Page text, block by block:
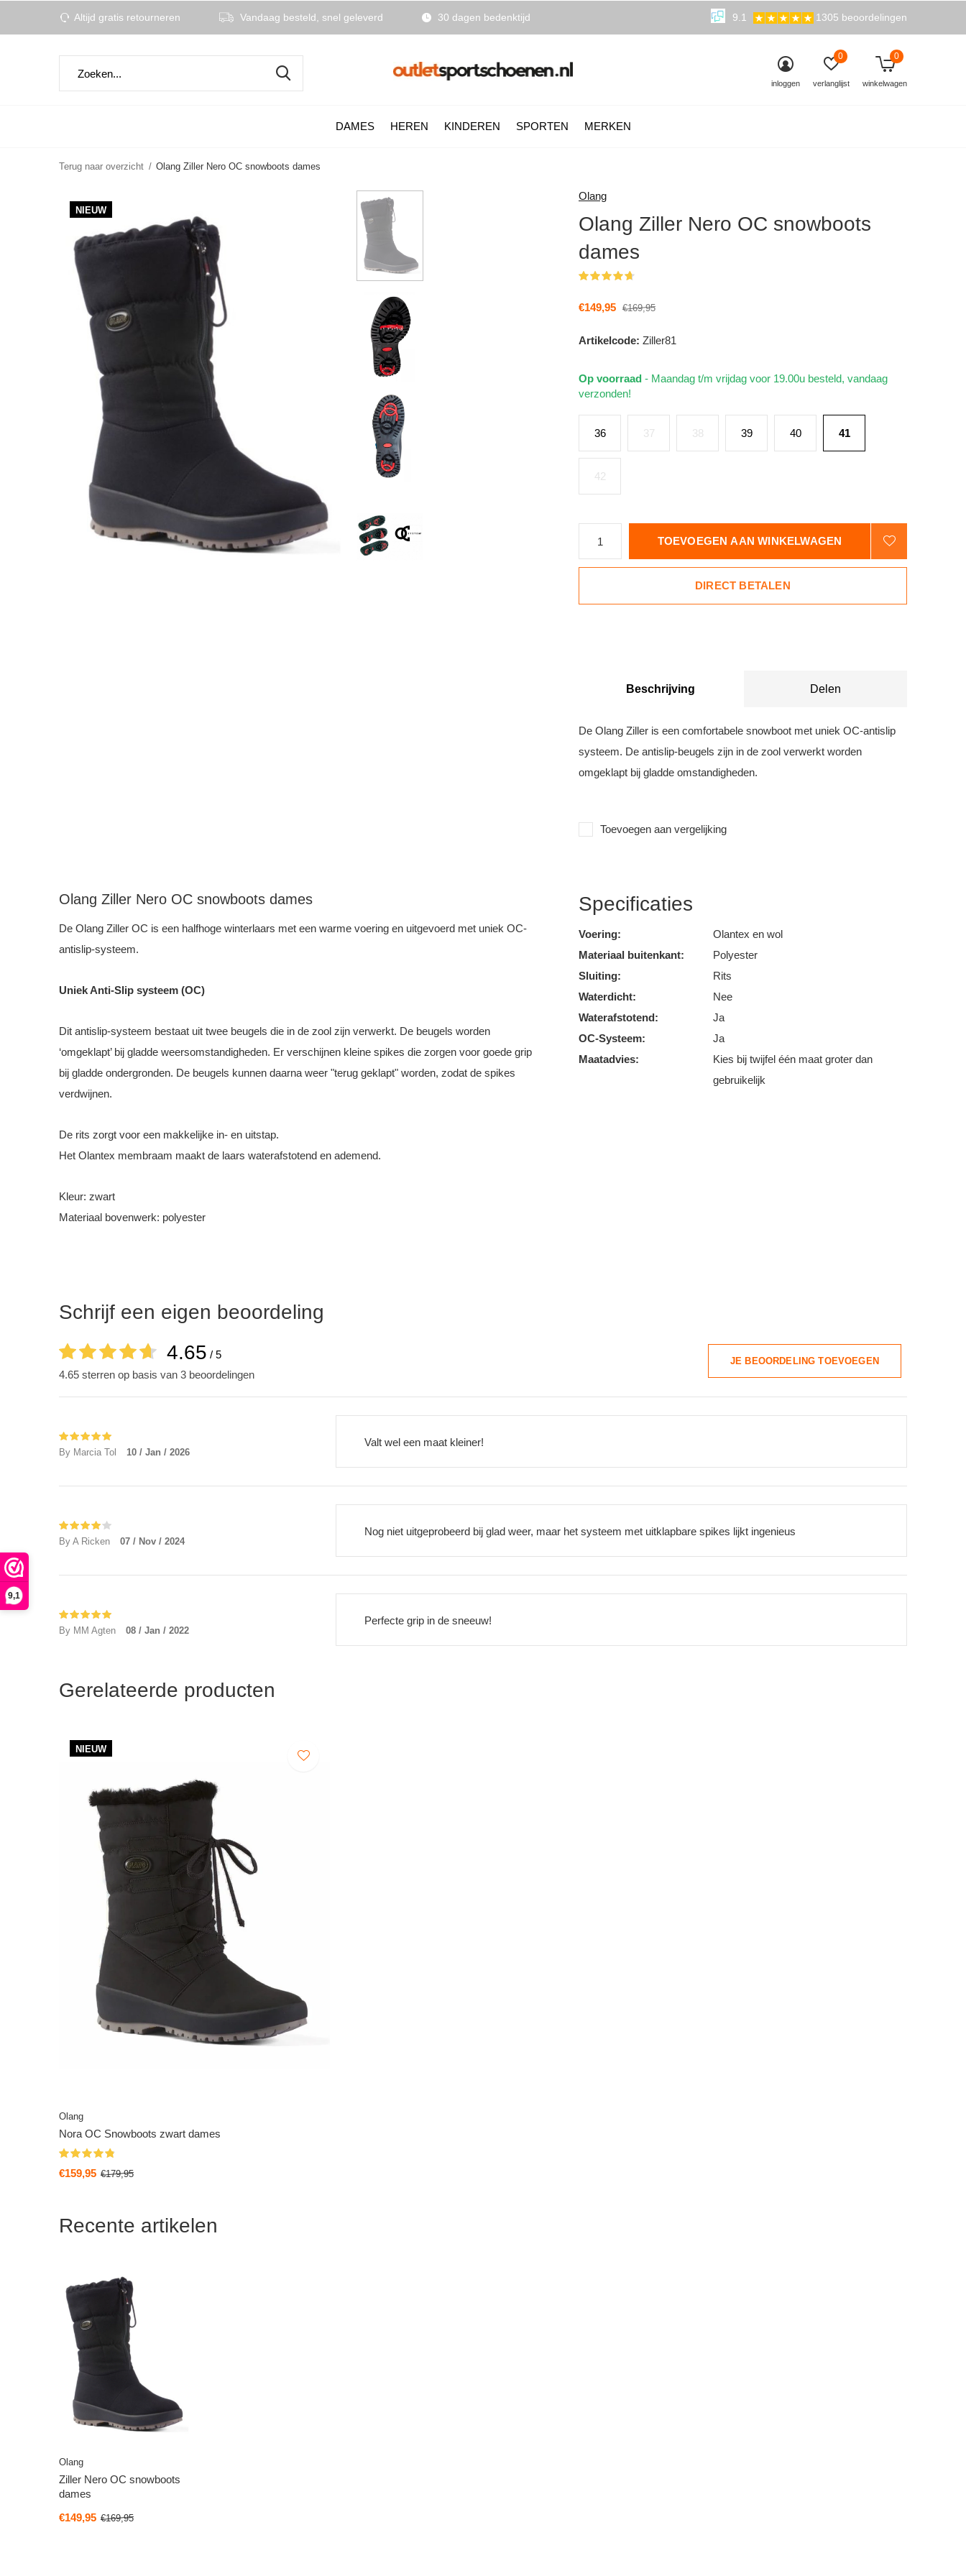
9,1
DAMES HEREN KINDEREN SPORTEN MERKEN
inloggen verlanglijst
0
winkelwagen
0
Altijd gratis retourneren Vandaag besteld, snel geleverd 30 dagen bedenktijd 9.1 1305 beoordelingen
Terug naar overzicht Olang Ziller Nero OC snowboots dames
NIEUW
Olang
Olang Ziller Nero OC snowboots
dames
€149,95 €169,95
Artikelcode: Ziller81
Op voorraad - Maandag t/m vrijdag voor 19.00u besteld, vandaag
verzonden!
36 37 38 39 40 41
42
TOEVOEGEN AAN WINKELWAGEN
DIRECT BETALEN
Beschrijving Delen
De Olang Ziller is een comfortabele snowboot met uniek OC-antislip
systeem. De antislip-beugels zijn in de zool verwerkt worden
omgeklapt bij gladde omstandigheden.
Toevoegen aan vergelijking
Olang Ziller Nero OC snowboots dames
De Olang Ziller OC is een halfhoge winterlaars met een warme voering en uitgevoerd met uniek OC-
antislip-systeem.
Uniek Anti-Slip systeem (OC)
Dit antislip-systeem bestaat uit twee beugels die in de zool zijn verwerkt. De beugels worden
‘omgeklapt’ bij gladde weersomstandigheden. Er verschijnen kleine spikes die zorgen voor goede grip
bij gladde ondergronden. De beugels kunnen daarna weer "terug geklapt" worden, zodat de spikes
verdwijnen.
De rits zorgt voor een makkelijke in- en uitstap.
Het Olantex membraam maakt de laars waterafstotend en ademend.
Kleur: zwart
Materiaal bovenwerk: polyester
Specificaties
Voering:
Olantex en wol
Materiaal buitenkant:
Polyester
Sluiting:
Rits
Waterdicht:
Nee
Waterafstotend:
Ja
OC-Systeem:
Ja
Maatadvies:
Kies bij twijfel één maat groter dan
gebruikelijk
Schrijf een eigen beoordeling
4.65 / 5
4.65 sterren op basis van 3 beoordelingen
JE BEOORDELING TOEVOEGEN
By Marcia Tol 10 / Jan / 2026
Valt wel een maat kleiner!
By A Ricken 07 / Nov / 2024
Nog niet uitgeprobeerd bij glad weer, maar het systeem met uitklapbare spikes lijkt ingenieus
By MM Agten 08 / Jan / 2022
Perfecte grip in de sneeuw!
Gerelateerde producten
NIEUW
Olang
Nora OC Snowboots zwart dames
€159,95 €179,95
Recente artikelen
Olang
Ziller Nero OC snowboots
dames
€149,95 €169,95